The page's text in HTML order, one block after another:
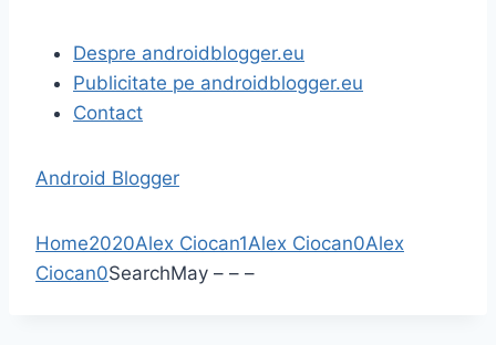
Despre androidblogger.eu
Publicitate pe androidblogger.eu
Contact
Android Blogger
Home2020Alex Ciocan1Alex Ciocan0Alex
Ciocan0SearchMay – – –